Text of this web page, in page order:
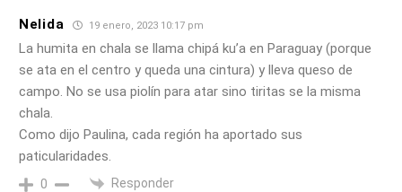
Nelida 19 enero, 2023 10:17 pm
La humita en chala se llama chipá ku’a en Paraguay (porque
se ata en el centro y queda una cintura) y lleva queso de
campo. No se usa piolín para atar sino tiritas se la misma
chala.
Como dijo Paulina, cada región ha aportado sus
paticularidades.
0 Responder